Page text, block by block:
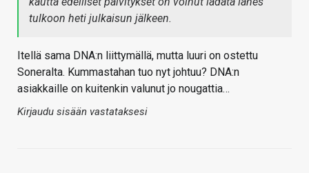
tulkoon heti julkaisun jälkeen.
Itellä sama DNA:n liittymällä, mutta luuri on ostettu
Soneralta. Kummastahan tuo nyt johtuu? DNA:n
asiakkaille on kuitenkin valunut jo nougattia…
Kirjaudu sisään vastataksesi